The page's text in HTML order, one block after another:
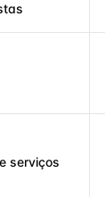
serviços